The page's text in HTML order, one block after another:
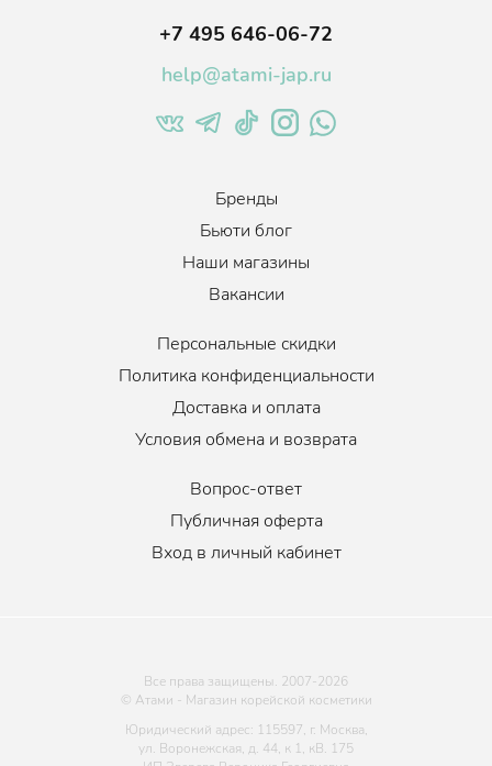
+7 495 646-06-72
help@atami-jap.ru
Бренды
Бьюти блог
Наши магазины
Вакансии
Персональные скидки
Политика конфиденциальности
Доставка и оплата
Условия обмена и возврата
Вопрос-ответ
Публичная оферта
Вход в личный кабинет
Все права защищены. 2007-2026
© Атами - Магазин корейской косметики
Юридический адрес: 115597, г. Москва,
ул. Воронежская, д. 44, к 1, кВ. 175